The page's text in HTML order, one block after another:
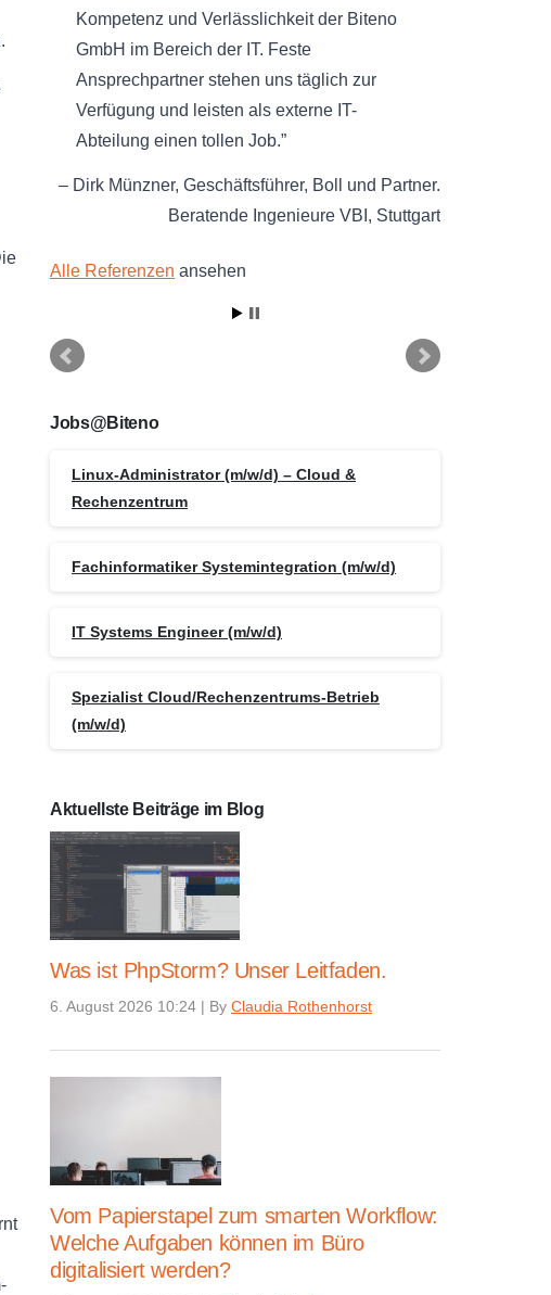
Kompetenz und Verlässlichkeit der Biteno
GmbH im Bereich der IT. Feste
Ansprechpartner stehen uns täglich zur
Verfügung und leisten als externe IT-
Abteilung einen tollen Job.
Dirk Münzner Geschäftsführer Boll und Partner.
Beratende Ingenieure VBI
Stuttgart
Alle Referenzen ansehen
Jobs@Biteno
Linux-Administrator (m/w/d) – Cloud &
Rechenzentrum
Fachinformatiker Systemintegration (m/w/d)
IT Systems Engineer (m/w/d)
Spezialist Cloud/Rechenzentrums-Betrieb
(m/w/d)
Aktuellste Beiträge im Blog
Was ist PhpStorm? Unser Leitfaden.
6. August 2026 10:24 | By Claudia Rothenhorst
Vom Papierstapel zum smarten Workflow:
Welche Aufgaben können im Büro
digitalisiert werden?